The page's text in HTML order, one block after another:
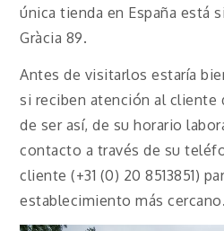
única tienda en España está
Gràcia 89.
Antes de visitarlos estaría
si reciben atención al cliente
de ser así, de su horario
contacto a través de su
cliente (+31 (0) 20 8513851)
establecimiento más cercano.